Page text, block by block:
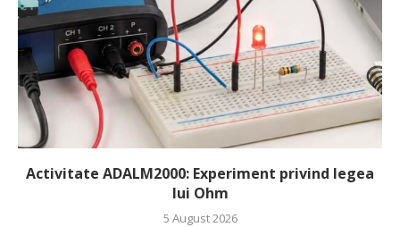
Activitate ADALM2000: Experiment privind legea
lui Ohm
5 August 2026